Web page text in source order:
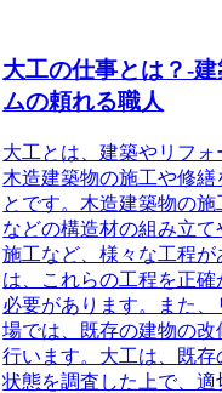
大工の仕事とは？-
ムの頼れる職人
大工とは、建築やリフォ
木造建築物の施工や修繕
とです。木造建築物の
などの構造材の組み立
施工など、様々な工程が
は、これらの工程を正確
必要があります。また、
場では、既存の建物の改
行います。大工は、既
状態を調査した上で、適